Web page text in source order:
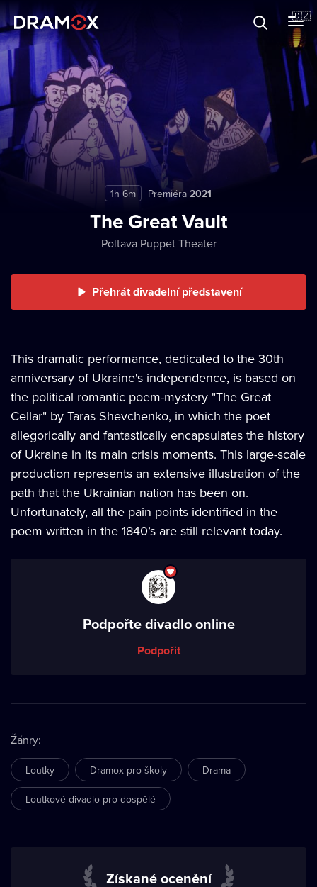
🇨🇿
Dárkové poukazy
Registrujte se
1h 6m Premiéra 2021
The Great Vault
Poltava Puppet Theater
Přehrát divadelní představení
This dramatic performance, dedicated to the 30th
anniversary of Ukraine's independence, is based on
the political romantic poem-mystery "The Great
Cellar" by Taras Shevchenko, in which the poet
allegorically and fantastically encapsulates the history
of Ukraine in its main crisis moments. This large-scale
production represents an extensive illustration of the
path that the Ukrainian nation has been on.
Unfortunately, all the pain points identified in the
poem written in the 1840’s are still relevant today.
Podpořte divadlo online
Podpořit
Žánry:
Loutky Dramox pro školy Drama
Loutkové divadlo pro dospělé
Získané ocenění